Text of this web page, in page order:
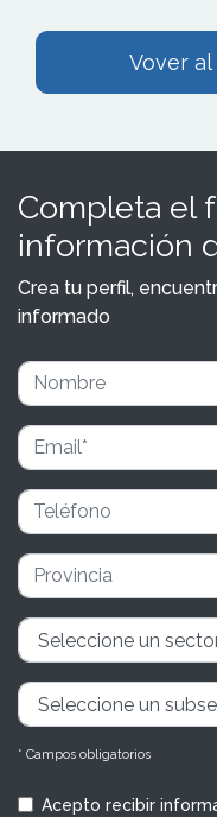
Vover
Completa el
información
Crea tu perfil,
informado
* Campos obligatorios
Acepto recibir